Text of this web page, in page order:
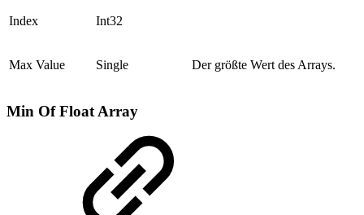
Index Int32
Max Value Single Der größte Wert des Arrays.
Min Of Float Array